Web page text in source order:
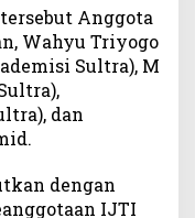
Anggota
Wahyu Triyogo
Sultra), M
dan
dengan
IJTI